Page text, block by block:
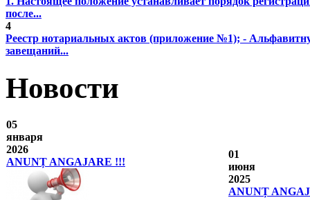
после...
4
Реестр нотариальных актов (приложение №1); -
завещаний...
Новости
05
января
2026
ANUNȚ ANGAJARE !!!
01
июня
2025
ANUNȚ